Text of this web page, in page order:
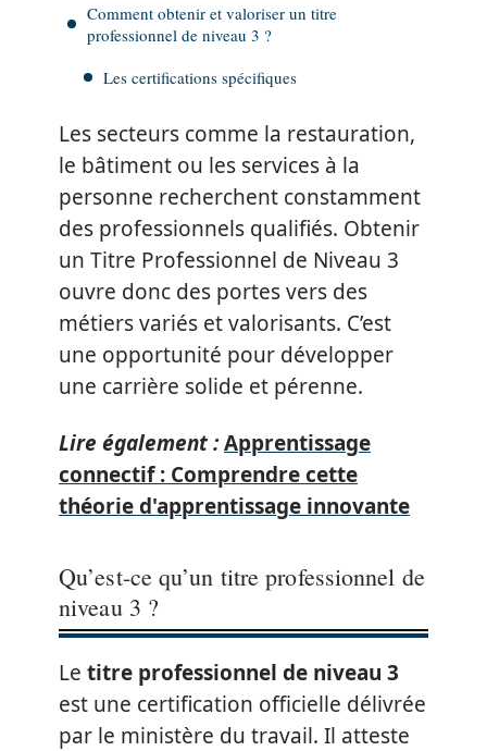
Comment obtenir et valoriser un titre
professionnel de niveau 3 ?
Les certifications spécifiques
Les secteurs comme la restauration,
le bâtiment ou les services à la
personne recherchent constamment
des professionnels qualifiés. Obtenir
un Titre Professionnel de Niveau 3
ouvre donc des portes vers des
métiers variés et valorisants. C’est
une opportunité pour développer
une carrière solide et pérenne.
Lire également :Apprentissage
connectif : Comprendre cette
théorie d'apprentissage innovante
Qu’est-ce qu’un titre professionnel de
niveau 3 ?
Le titre professionnel de niveau 3
est une certification officielle délivrée
par le ministère du travail. Il atteste